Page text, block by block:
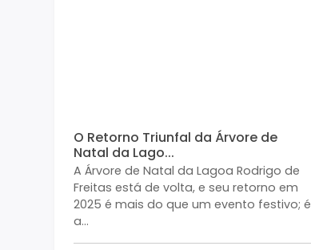
O Retorno Triunfal da Árvore de
Natal da Lago...
A Árvore de Natal da Lagoa Rodrigo de
Freitas está de volta, e seu retorno em
2025 é mais do que um evento festivo; é
a...